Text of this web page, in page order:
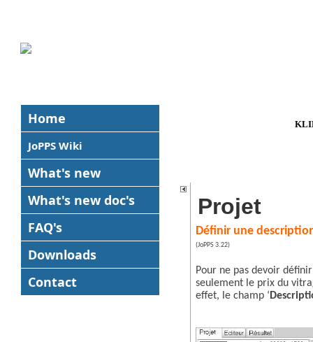
Home
JoPPS Wiki
What's new
What's new doc's
FAQ's
Downloads
Contact
Projet
Définir une
(JoPPS 3.22)
Pour ne pas devoir
seulement le prix du
effet, le champ ‘